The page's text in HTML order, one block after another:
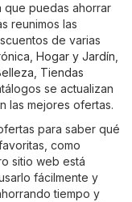
que puedas ahorrar
reunimos las
de varias
Hogar y Jardín
Tiendas
se actualizan
las mejores ofertas.
para saber qué
como
sitio web está
fácilmente y
tiempo y